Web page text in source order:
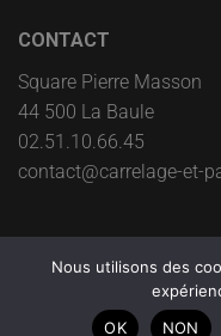
CONTACT
Square Pierre Masson
44 500 La Baule
02.51.10.66.45
contact@carrelage-et-
Nous utilisons des
OK
NON